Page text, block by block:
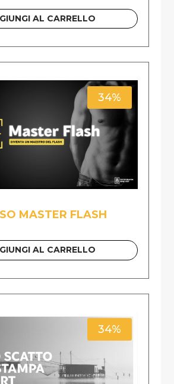
AL CARRELLO
34%
MASTER FLASH
AL CARRELLO
34%